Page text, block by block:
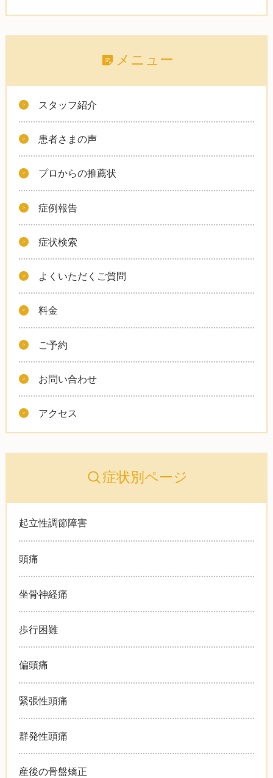
メニュー
スタッフ紹介
患者さまの声
プロからの推薦状
症例報告
症状検索
よくいただくご質問
料金
ご予約
お問い合わせ
アクセス
症状別ページ
起立性調節障害
頭痛
坐骨神経痛
歩行困難
偏頭痛
緊張性頭痛
群発性頭痛
産後の骨盤矯正